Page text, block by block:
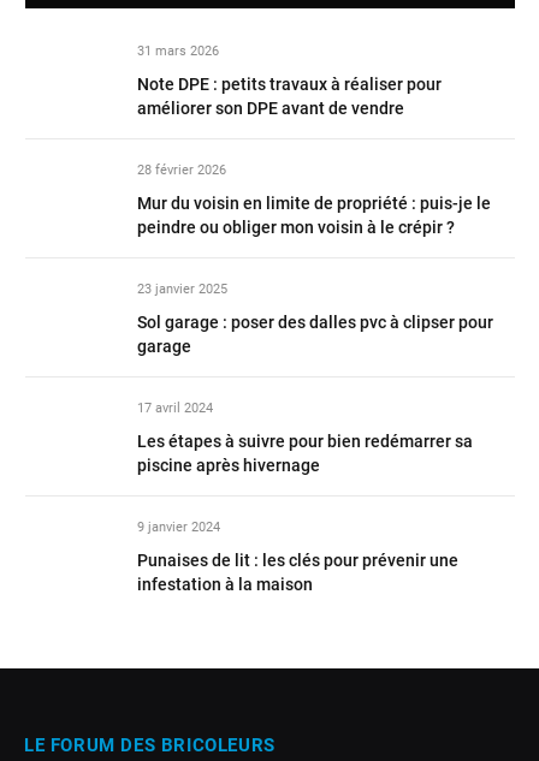
31 mars 2026
Note DPE : petits travaux à réaliser pour
améliorer son DPE avant de vendre
28 février 2026
Mur du voisin en limite de propriété : puis-je le
peindre ou obliger mon voisin à le crépir ?
23 janvier 2025
Sol garage : poser des dalles pvc à clipser pour
garage
17 avril 2024
Les étapes à suivre pour bien redémarrer sa
piscine après hivernage
9 janvier 2024
Punaises de lit : les clés pour prévenir une
infestation à la maison
LE FORUM DES BRICOLEURS